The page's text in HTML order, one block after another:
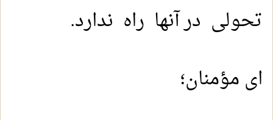
تحولی در آنها راه ندارد.
ای مؤمنان؛